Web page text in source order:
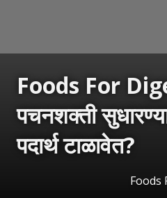
Foods For
पचनशक्ती
पदार्थ टाळावेत?